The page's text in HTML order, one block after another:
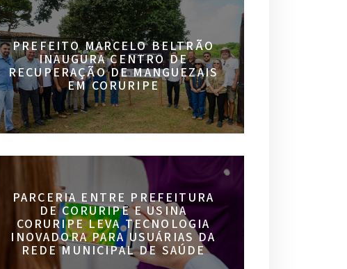
PREFEITO MARCELO BELTRÃO
INAUGURA CENTRO DE
RECUPERAÇÃO DE MANGUEZAIS
EM CORURIPE
PARCERIA ENTRE PREFEITURA
DE CORURIPE E USINA
CORURIPE LEVA TECNOLOGIA
INOVADORA PARA USUÁRIAS DA
REDE MUNICIPAL DE SAÚDE